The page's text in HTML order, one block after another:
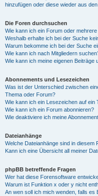
hinzufügen oder diese wieder aus
Die Foren durchsuchen
Wie kann ich ein Forum oder
Weshalb erhalte ich bei der Suche
Warum bekomme ich bei der Suche
Wie kann ich nach Mitgliedern
Wie kann ich meine eigenen Beiträge
Abonnements und Lesezeichen
Was ist der Unterschied zwischen
Thema oder Forum?
Wie kann ich ein Lesezeichen auf
Wie kann ich ein Forum abonnieren?
Wie deaktiviere ich meine
Dateianhänge
Welche Dateianhänge sind in diesem
Kann ich eine Übersicht all meiner
phpBB betreffende Fragen
Wer hat diese Forensoftware
Warum ist Funktion x oder y nicht
An wen soll ich mich wenden, falls